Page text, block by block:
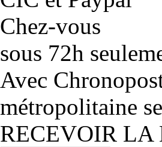
Chez-vous
sous 72h
Avec
métropolitaine
RECEVOIR LA